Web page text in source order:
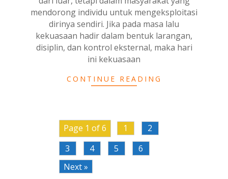
mendorong individu untuk mengeksploitasi
dirinya sendiri. Jika pada masa lalu
kekuasaan hadir dalam bentuk larangan,
disiplin, dan kontrol eksternal, maka hari
ini kekuasaan
CONTINUE READING
Page 1 of 6 1
2
3
4 5
6
Next »